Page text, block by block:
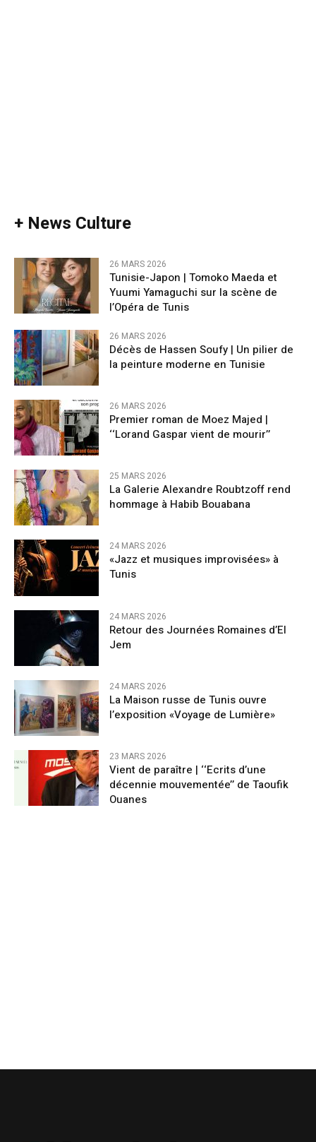
+ News Culture
26 MARS 2026
Tunisie-Japon | Tomoko Maeda et
Yuumi Yamaguchi sur la scène de
l’Opéra de Tunis
26 MARS 2026
Décès de Hassen Soufy | Un pilier de
la peinture moderne en Tunisie
26 MARS 2026
Premier roman de Moez Majed |
‘‘Lorand Gaspar vient de mourir’’
25 MARS 2026
La Galerie Alexandre Roubtzoff rend
hommage à Habib Bouabana
24 MARS 2026
«Jazz et musiques improvisées» à
Tunis
24 MARS 2026
Retour des Journées Romaines d’El
Jem
24 MARS 2026
La Maison russe de Tunis ouvre
l’exposition «Voyage de Lumière»
23 MARS 2026
Vient de paraître | ‘‘Ecrits d’une
décennie mouvementée’’ de Taoufik
Ouanes